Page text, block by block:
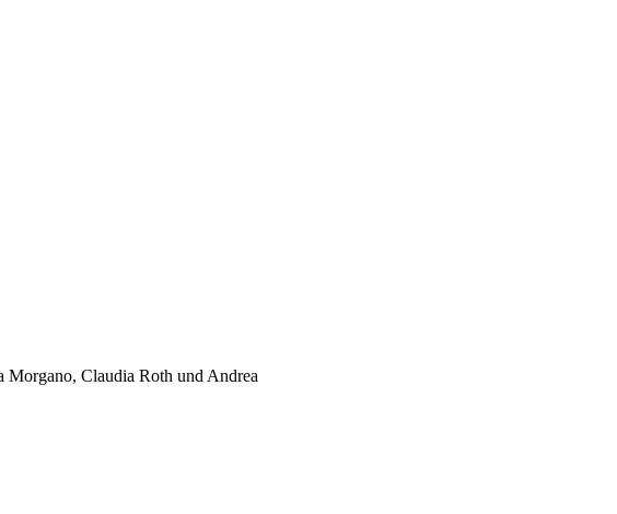
Morgano, Claudia Roth und Andrea